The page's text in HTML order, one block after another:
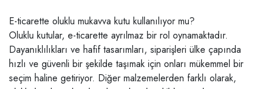
E-ticarette oluklu mukavva kutu kullanılıyor mu?
Oluklu kutular, e-ticarette ayrılmaz bir rol oynamaktadır.
Dayanıklılıkları ve hafif tasarımları, siparişleri ülke çapında
hızlı ve güvenli bir şekilde taşımak için onları mükemmel bir
seçim haline getiriyor. Diğer malzemelerden farklı olarak,